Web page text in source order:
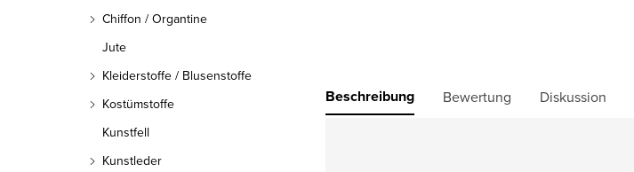
Chiffon / Organtine
Jute
Kleiderstoffe / Blusenstoffe
Kostümstoffe
Kunstfell
Kunstleder
Beschreibung Bewertung Diskussion